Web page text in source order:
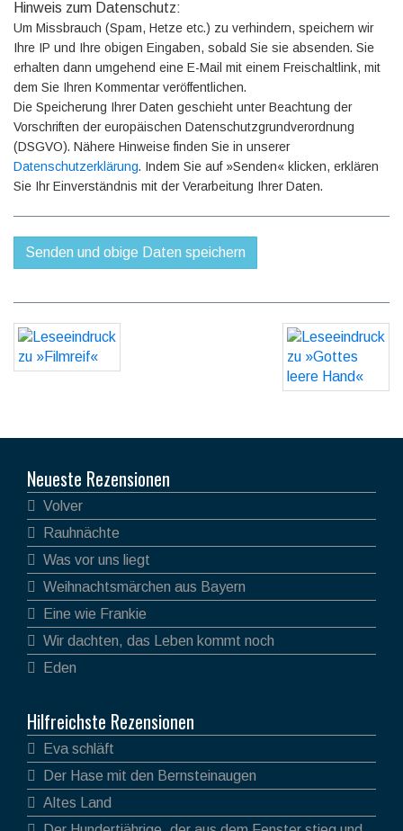
Hinweis zum Datenschutz:
Um Missbrauch (Spam, Hetze etc.) zu verhindern, speichern wir
Ihre IP und Ihre obigen Eingaben, sobald Sie sie absenden. Sie
erhalten dann umgehend eine E-Mail mit einem Freischaltlink, mit
dem Sie Ihren Kommentar veröffentlichen.
Die Speicherung Ihrer Daten geschieht unter Beachtung der
Vorschriften der europäischen Datenschutzgrundverordnung
(DSGVO). Nähere Hinweise finden Sie in unserer
Datenschutzerklärung. Indem Sie auf »Senden« klicken, erklären
Sie Ihr Einverständnis mit der Verarbeitung Ihrer Daten.
Neueste Rezensionen
Volver
Rauhnächte
Was vor uns liegt
Weihnachtsmärchen aus Bayern
Eine wie Frankie
Wir dachten, das Leben kommt noch
Eden
Hilfreichste Rezensionen
Eva schläft
Der Hase mit den Bernsteinaugen
Altes Land